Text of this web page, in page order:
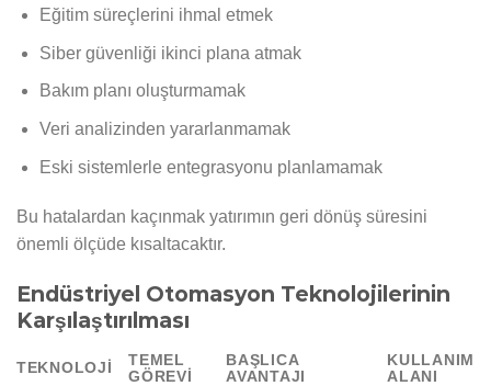
Eğitim süreçlerini ihmal etmek
Siber güvenliği ikinci plana atmak
Bakım planı oluşturmamak
Veri analizinden yararlanmamak
Eski sistemlerle entegrasyonu planlamamak
Bu hatalardan kaçınmak yatırımın geri dönüş süresini
önemli ölçüde kısaltacaktır.
Endüstriyel Otomasyon Teknolojilerinin
Karşılaştırılması
TEKNOLOJI
TEMEL
GÖREVI
BAŞLICA
AVANTAJI
KULLANIM
ALANI